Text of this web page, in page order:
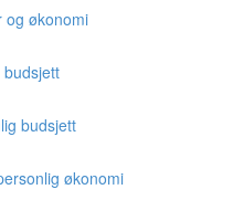
og økonomi
budsjett
budsjett
økonomi